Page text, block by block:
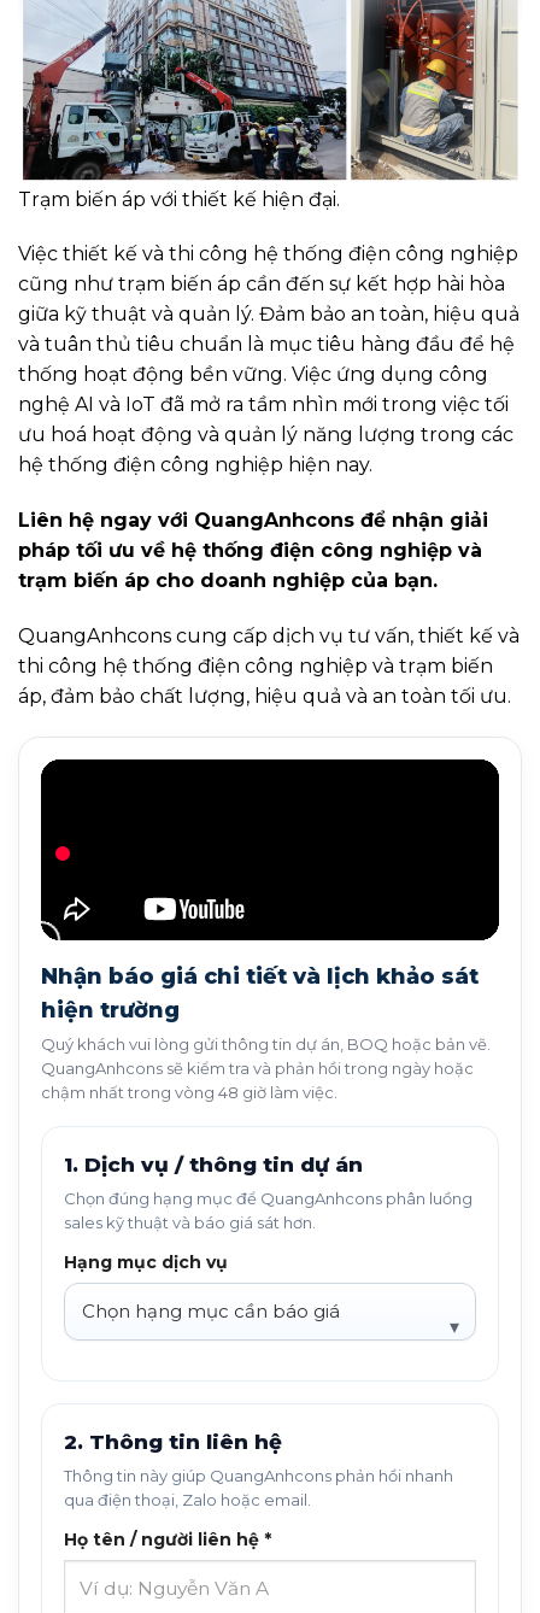
Trạm biến áp với thiết kế hiện đại.
Việc thiết kế và thi công hệ thống điện công nghiệp
cũng như trạm biến áp cần đến sự kết hợp hài hòa
giữa kỹ thuật và quản lý. Đảm bảo an toàn, hiệu quả
và tuân thủ tiêu chuẩn là mục tiêu hàng đầu để hệ
thống hoạt động bền vững. Việc ứng dụng công
nghệ AI và IoT đã mở ra tầm nhìn mới trong việc tối
ưu hoá hoạt động và quản lý năng lượng trong các
hệ thống điện công nghiệp hiện nay.
Liên hệ ngay với QuangAnhcons để nhận giải
pháp tối ưu về hệ thống điện công nghiệp và
trạm biến áp cho doanh nghiệp của bạn.
QuangAnhcons cung cấp dịch vụ tư vấn, thiết kế và
thi công hệ thống điện công nghiệp và trạm biến
áp, đảm bảo chất lượng, hiệu quả và an toàn tối ưu.
Nhận báo giá chi tiết và lịch khảo sát
hiện trường
Quý khách vui lòng gửi thông tin dự án, BOQ hoặc bản vẽ.
QuangAnhcons sẽ kiểm tra và phản hồi trong ngày hoặc
chậm nhất trong vòng 48 giờ làm việc.
1. Dịch vụ / thông tin dự án
Chọn đúng hạng mục để QuangAnhcons phân luồng
sales kỹ thuật và báo giá sát hơn.
Hạng mục dịch vụ
2. Thông tin liên hệ
Thông tin này giúp QuangAnhcons phản hồi nhanh
qua điện thoại, Zalo hoặc email.
Họ tên / người liên hệ *